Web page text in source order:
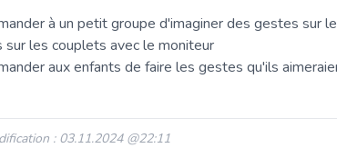
à un petit groupe d'imaginer des gestes sur
sur les couplets avec le moniteur
aux enfants de faire les gestes qu'ils
: 03.11.2024 @22:11